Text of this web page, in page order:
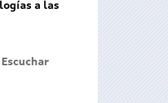
a las
Escuchar